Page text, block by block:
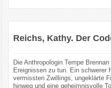
Reichs, Kathy. Der
Die Anthropologin Tempe
Ereignissen zu tun. Ein schwerer
vermissten Zwillings, ungeklärte
hinweg und eine geheimnisvolle